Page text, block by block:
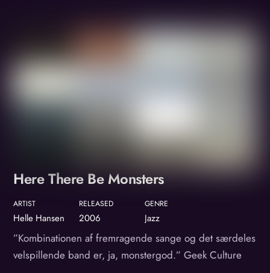
Here There Be Monsters
ARTIST
Helle Hansen
RELEASED
2006
GENRE
Jazz
”Kombinationen af fremragende sange og det særdeles
velspillende band er, ja, monstergod.” Geek Culture